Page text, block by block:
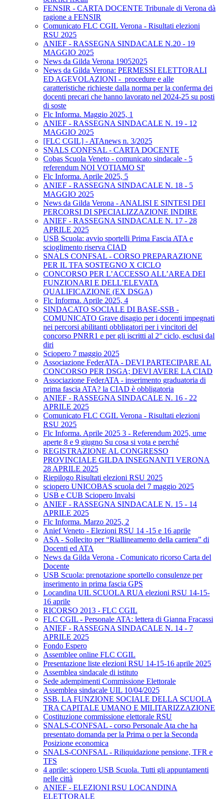
FENSIR - CARTA DOCENTE Tribunale di Verona dà
ragione a FENSIR
Comunicato FLC CGIL Verona - Risultati elezioni
RSU 2025
ANIEF - RASSEGNA SINDACALE N.20 - 19
MAGGIO 2025
News da Gilda Verona 19052025
News da Gilda Verona: PERMESSI ELETTORALI
ED AGEVOLAZIONI - procedure e alle
caratteristiche richieste dalla norma per la conferma dei
docenti precari che hanno lavorato nel 2024-25 su posti
di soste
Flc Informa. Maggio 2025, 1
ANIEF - RASSEGNA SINDACALE N. 19 - 12
MAGGIO 2025
[FLC CGIL] - ATAnews n. 3/2025
SNALS CONFSAL - CARTA DOCENTE
Cobas Scuola Veneto - comunicato sindacale - 5
referendum NOI VOTIAMO SI'
Flc Informa. Aprile 2025, 5
ANIEF - RASSEGNA SINDACALE N. 18 - 5
MAGGIO 2025
News da Gilda Verona - ANALISI E SINTESI DEI
PERCORSI DI SPECIALIZZAZIONE INDIRE
ANIEF - RASSEGNA SINDACALE N. 17 - 28
APRILE 2025
USB Scuola: avvio sportelli Prima Fascia ATA e
scioglimento riserva CIAD
SNALS CONFSAL - CORSO PREPARAZIONE
PER IL TFA SOSTEGNO X CICLO
CONCORSO PER L’ACCESSO ALL’AREA DEI
FUNZIONARI E DELL’ELEVATA
QUALIFICAZIONE (EX DSGA)
Flc Informa. Aprile 2025, 4
SINDACATO SOCIALE DI BASE-SSB -
COMUNICATO Grave disagio per i docenti impegnati
nei percorsi abilitanti obbligatori per i vincitori del
concorso PNRR1 e per gli iscritti al 2° ciclo, esclusi dal
diri
Sciopero 7 maggio 2025
Associazione FederATA - DEVI PARTECIPARE AL
CONCORSO PER DSGA; DEVI AVERE LA CIAD
Associazione FederATA - inserimento graduatoria di
prima fascia ATA? la CIAD è obbligatoria
ANIEF - RASSEGNA SINDACALE N. 16 - 22
APRILE 2025
Comunicato FLC CGIL Verona - Risultati elezioni
RSU 2025
Flc Informa. Aprile 2025 3 - Referendum 2025, urne
aperte 8 e 9 giugno Su cosa si vota e perché
REGISTRAZIONE AL CONGRESSO
PROVINCIALE GILDA INSEGNANTI VERONA
28 APRILE 2025
Riepilogo Risultati elezioni RSU 2025
sciopero UNICOBAS scuola del 7 maggio 2025
USB e CUB Sciopero Invalsi
ANIEF - RASSEGNA SINDACALE N. 15 - 14
APRILE 2025
Flc Informa. Marzo 2025, 2
Anief Veneto - Elezioni RSU 14 -15 e 16 aprile
ASA - Sollecito per “Riallineamento della carriera” di
Docenti ed ATA
News da Gilda Verona - Comunicato ricorso Carta del
Docente
USB Scuola: prenotazione sportello consulenze per
inserimento in prima fascia GPS
Locandina UIL SCUOLA RUA elezioni RSU 14-15-
16 aprile
RICORSO 2013 - FLC CGIL
FLC CGIL - Personale ATA: lettera di Gianna Fracassi
ANIEF - RASSEGNA SINDACALE N. 14 - 7
APRILE 2025
Fondo Espero
Assemblee online FLC CGIL
Presentazione liste elezioni RSU 14-15-16 aprile 2025
Assemblea sindacale di istituto
Sede adempimenti Commissione Elettorale
Assemblea sindacale UIL 10/04/2025
SSB. LA FUNZIONE SOCIALE DELLA SCUOLA
TRA CAPITALE UMANO E MILITARIZZAZIONE
Costituzione commissione elettorale RSU
SNALS-CONFSAL - corso Personale Ata che ha
presentato domanda per la Prima o per la Seconda
Posizione economica
SNALS-CONFSAL - Riliquidazione pensione, TFR e
TFS
4 aprile: sciopero USB Scuola. Tutti gli appuntamenti
nelle città
ANIEF - ELEZIONI RSU LOCANDINA
ELETTORALE